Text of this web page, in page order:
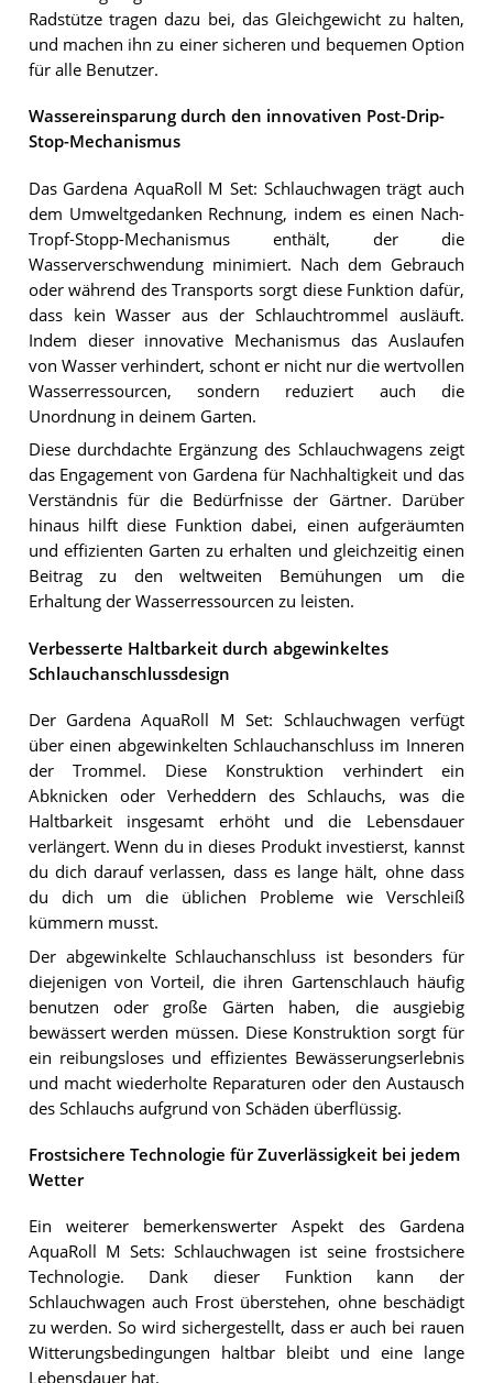
Radstütze tragen dazu bei, das Gleichgewicht zu halten,
und machen ihn zu einer sicheren und bequemen Option
für alle Benutzer.
Wassereinsparung durch den innovativen Post-Drip-
Stop-Mechanismus
Das Gardena AquaRoll M Set: Schlauchwagen trägt auch
dem Umweltgedanken Rechnung, indem es einen Nach-
Tropf-Stopp-Mechanismus enthält, der die
Wasserverschwendung minimiert. Nach dem Gebrauch
oder während des Transports sorgt diese Funktion dafür,
dass kein Wasser aus der Schlauchtrommel ausläuft.
Indem dieser innovative Mechanismus das Auslaufen
von Wasser verhindert, schont er nicht nur die wertvollen
Wasserressourcen, sondern reduziert auch die
Unordnung in deinem Garten.
Diese durchdachte Ergänzung des Schlauchwagens zeigt
das Engagement von Gardena für Nachhaltigkeit und das
Verständnis für die Bedürfnisse der Gärtner. Darüber
hinaus hilft diese Funktion dabei, einen aufgeräumten
und effizienten Garten zu erhalten und gleichzeitig einen
Beitrag zu den weltweiten Bemühungen um die
Erhaltung der Wasserressourcen zu leisten.
Verbesserte Haltbarkeit durch abgewinkeltes
Schlauchanschlussdesign
Der Gardena AquaRoll M Set: Schlauchwagen verfügt
über einen abgewinkelten Schlauchanschluss im Inneren
der Trommel. Diese Konstruktion verhindert ein
Abknicken oder Verheddern des Schlauchs, was die
Haltbarkeit insgesamt erhöht und die Lebensdauer
verlängert. Wenn du in dieses Produkt investierst, kannst
du dich darauf verlassen, dass es lange hält, ohne dass
du dich um die üblichen Probleme wie Verschleiß
kümmern musst.
Der abgewinkelte Schlauchanschluss ist besonders für
diejenigen von Vorteil, die ihren Gartenschlauch häufig
benutzen oder große Gärten haben, die ausgiebig
bewässert werden müssen. Diese Konstruktion sorgt für
ein reibungsloses und effizientes Bewässerungserlebnis
und macht wiederholte Reparaturen oder den Austausch
des Schlauchs aufgrund von Schäden überflüssig.
Frostsichere Technologie für Zuverlässigkeit bei jedem
Wetter
Ein weiterer bemerkenswerter Aspekt des Gardena
AquaRoll M Sets: Schlauchwagen ist seine frostsichere
Technologie. Dank dieser Funktion kann der
Schlauchwagen auch Frost überstehen, ohne beschädigt
zu werden. So wird sichergestellt, dass er auch bei rauen
Witterungsbedingungen haltbar bleibt und eine lange
Lebensdauer hat.